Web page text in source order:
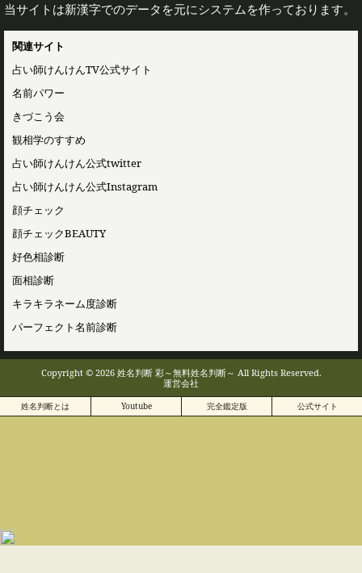
当サイトは新漢字でのデータを元にシステムを作っております。
関連サイト
占い師けんけんTV公式サイト
名前パワー
きづこう会
観相学のすすめ
占い師けんけん公式twitter
占い師けんけん公式Instagram
顔チェック
顔チェックBEAUTY
好色相診断
面相診断
キラキラネーム度診断
パーフェクト名前診断
Copyright © 2026 姓名判断 彩～無料姓名判断～ All Rights Reserved.
運営会社
姓名判断とは Youtube 完全鑑定版 公式サイト